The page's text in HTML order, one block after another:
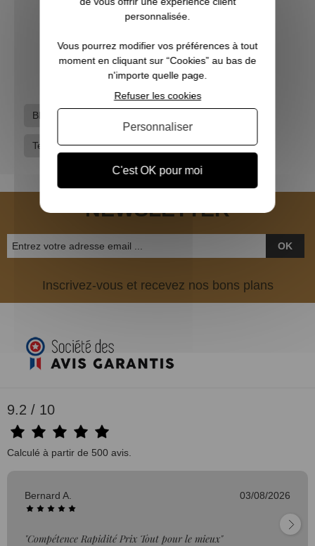
Sweat Xtrem Wildboar bi-color noir orange fluo
36,90 €
Black-friday
Tee-shirts - Polos Vêtements hommes
NEWSLETTER
OK
Inscrivez-vous et recevez nos bons plans
9.2 / 10
Calculé à partir de 500 avis.
Bernard A. 03/08/2026
"Compétence Rapidité Prix Tout pour le mieux"
personnalisée.
Vous pourrez modifier vos préférences à tout
moment en cliquant sur “Cookies” au bas de
n'importe quelle page.
C'est OK pour moi
Refuser les cookies
Personnaliser